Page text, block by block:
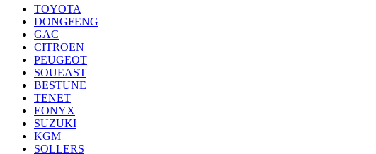
TOYOTA
DONGFENG
GAC
CITROEN
PEUGEOT
SOUEAST
BESTUNE
TENET
EONYX
SUZUKI
KGM
SOLLERS